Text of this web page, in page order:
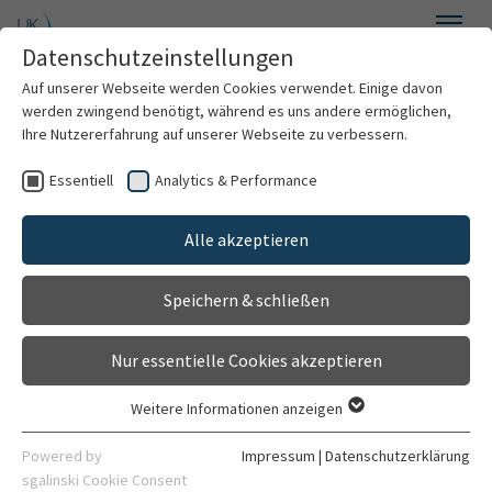
Zum Hauptinhalt springen
Willkommen
Über uns
Für Patienten
Für Ärzte
Klinik für Gefäßchirurgie und Endovaskuläre Chirurgie
Datenschutzeinstellungen
Auf unserer Webseite werden Cookies verwendet. Einige davon
werden zwingend benötigt, während es uns andere ermöglichen,
Ihre Nutzererfahrung auf unserer Webseite zu verbessern.
Essentiell Analytics & Performance
Alle akzeptieren
Speichern & schließen
Nur essentielle Cookies akzeptieren
Essentielle Cookies werden für grundlegende Funktionen der
Webseite benötigt. Dadurch ist gewährleistet, dass die
Weitere Informationen anzeigen
Powered by
sgalinski Cookie Consent
Impressum | Datenschutzerklärung